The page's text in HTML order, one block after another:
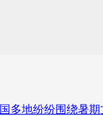
地纷纷围绕暑